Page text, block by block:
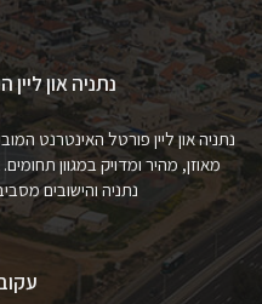
נתניה און ליין
נתניה און ליין פורטל האינטרנט
מאוזן, מהיר ומדויק במגוון
נתניה והישובים מסביב. טלפון: